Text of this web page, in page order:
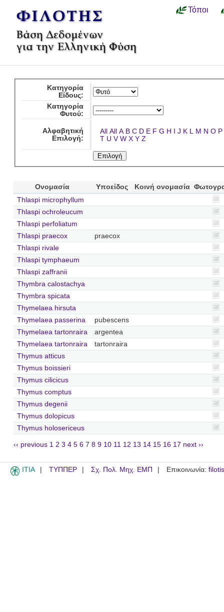
Τόποι
Κατηγορία
Είδους:
Κατηγορία
Φυτού:
Αλφαβητική
Επιλογή:
All All A B C D E F G H I J K L M N O P
T U V W X Y Z
Ονομασία Υποείδος Κοινή ονομασία
Thlaspi microphyllum
Thlaspi ochroleucum
Thlaspi perfoliatum
Thlaspi praecox
praecox
Thlaspi rivale
Thlaspi tymphaeum
Thlaspi zaffranii
Thymbra calostachya
Thymbra spicata
Thymelaea hirsuta
Thymelaea passerina
pubescens
Thymelaea tartonraira
argentea
Thymelaea tartonraira
tartonraira
Thymus atticus
Thymus boissieri
Thymus cilicicus
Thymus comptus
Thymus degenii
Thymus dolopicus
Thymus holosericeus
‹‹ previous 1 2 3 4 5 6 7 8 9 10 11 12 13 14 15 16 17 next ››
ITIA ΤΥΠΠΕΡ Σχ. Πολ. Μηχ. ΕΜΠ Επικοινωνία: